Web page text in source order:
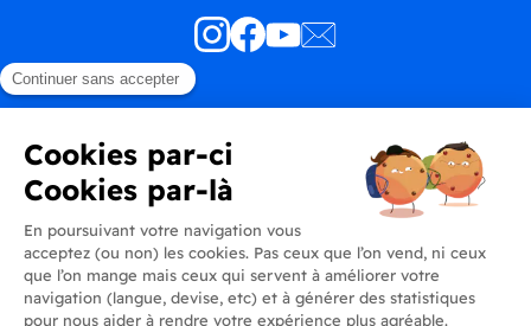
Produits
En savoir plus
Informations